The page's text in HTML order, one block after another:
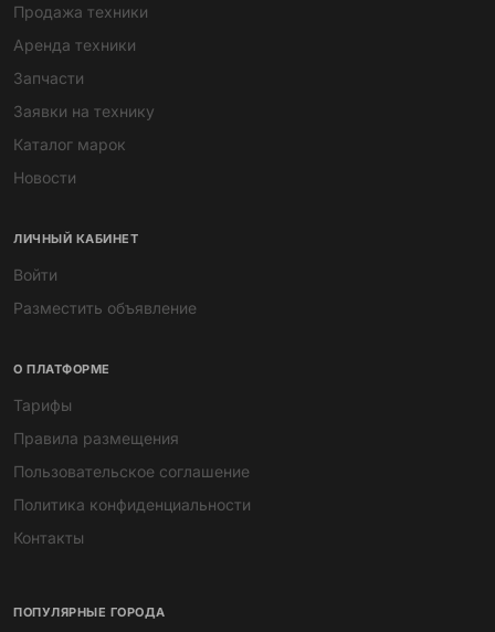
Продажа техники
Аренда техники
Запчасти
Заявки на технику
Каталог марок
Новости
ЛИЧНЫЙ КАБИНЕТ
Войти
Разместить объявление
О ПЛАТФОРМЕ
Тарифы
Правила размещения
Пользовательское соглашение
Политика конфиденциальности
Контакты
ПОПУЛЯРНЫЕ ГОРОДА